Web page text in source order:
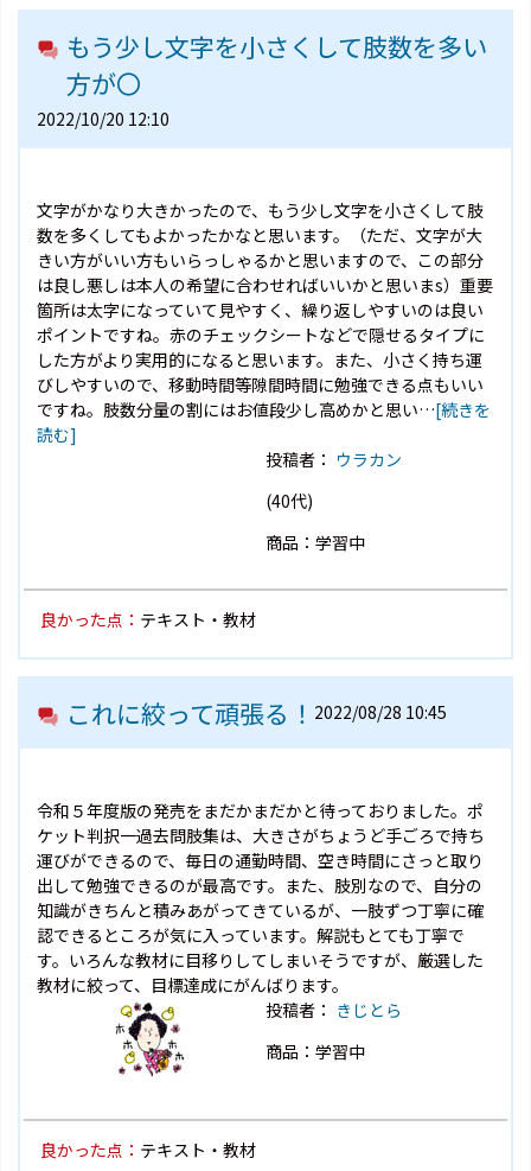
もう少し文字を小さくして肢数を多い
方が〇
2022/10/20 12:10
文字がかなり大きかったので、もう少し文字を小さくして肢
数を多くしてもよかったかなと思います。（ただ、文字が大
きい方がいい方もいらっしゃるかと思いますので、この部分
は良し悪しは本人の希望に合わせればいいかと思いまs）重要
箇所は太字になっていて見やすく、繰り返しやすいのは良い
ポイントですね。赤のチェックシートなどで隠せるタイプに
した方がより実用的になると思います。また、小さく持ち運
びしやすいので、移動時間等隙間時間に勉強できる点もいい
ですね。肢数分量の割にはお値段少し高めかと思い…[続きを
読む]
投稿者： ウラカン
(40代)
商品：学習中
良かった点： テキスト・教材
これに絞って頑張る！ 2022/08/28 10:45
令和５年度版の発売をまだかまだかと待っておりました。ポ
ケット判択一過去問肢集は、大きさがちょうど手ごろで持ち
運びができるので、毎日の通勤時間、空き時間にさっと取り
出して勉強できるのが最高です。また、肢別なので、自分の
知識がきちんと積みあがってきているが、一肢ずつ丁寧に確
認できるところが気に入っています。解説もとても丁寧で
す。いろんな教材に目移りしてしまいそうですが、厳選した
教材に絞って、目標達成にがんばります。
投稿者： きじとら
商品：学習中
良かった点： テキスト・教材